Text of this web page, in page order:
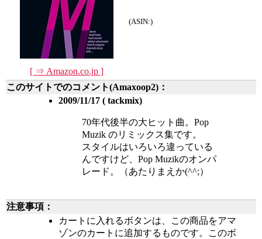
[ ⇒ Amazon.co.jp ]
(ASIN:)
このサイトでのコメント(Amaxoop2)：
2009/11/17 ( tackmix)
70年代後半の大ヒット曲。Pop
Muzik のリミックス集です。
スタイルはいろいろ違っている
んですけど、Pop Muzikのオンパ
レード。（あたりまえか(^^;）
注意事項：
カートに入れるボタンは、この商品をアマ
ゾンのカートに追加するものです。このボ